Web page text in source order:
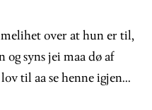
over at hun er til,
og syns jei maa dø af
til aa se henne igjen...